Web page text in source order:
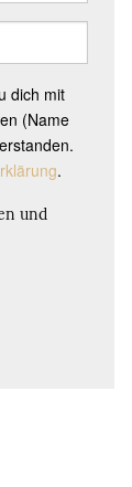
dich mit
(Name
.
und